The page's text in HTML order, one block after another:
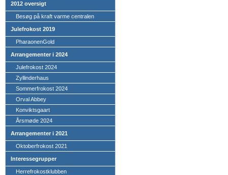
2012 oversigt
Besøg på kraft varme centralen
Julefrokost 2019
PharaonenGold
Arrangementer i 2024
Julefrokost 2024
Zyllinderhaus
Sommerfrokost 2024
Orval Abbey
Konviktsgaart
Årsmøde 2024
Arrangementer i 2021
Oktoberfrokost 2021
Interessegrupper
Herrefrokostklubben